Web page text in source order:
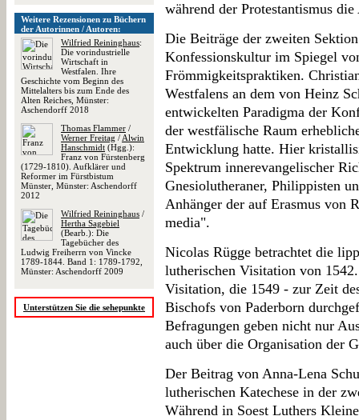
Weitere Rezensionen zu Büchern
der Autorinnen / Autoren:
Wilfried Reininghaus:
Die vorindustrielle
Wirtschaft in
Westfalen. Ihre
Geschichte vom Beginn des
Mittelalters bis zum Ende des
Alten Reiches, Münster:
Aschendorff 2018
Thomas Flammer /
Werner Freitag / Alwin
Hanschmidt (Hgg.):
Franz von Fürstenberg
(1729-1810). Aufklärer und
Reformer im Fürstbistum
Münster, Münster: Aschendorff
2012
Wilfried Reininghaus /
Hertha Sagebiel
(Bearb.): Die
Tagebücher des
Ludwig Freiherrn von Vincke
1789-1844. Band 1: 1789-1792,
Münster: Aschendorff 2009
Unterstützen Sie die sehepunkte
während der Protestantismus
Die Beiträge der zweiten
Konfessionskultur im Spiegel
Frömmigkeitspraktiken.
Westfalens an dem von Heinz
entwickelten Paradigma der
der westfälische Raum
Entwicklung hatte. Hier
Spektrum innerevangelischer
Gnesiolutheraner, Philippisten
Anhänger der auf Erasmus von
media".
Nicolas Rügge betrachtet die
lutherischen Visitation von
Visitation, die 1549 - zur Zeit
Bischofs von Paderborn
Befragungen geben nicht nur
auch über die Organisation der
Der Beitrag von Anna-Lena
lutherischen Katechese in der
Während in Soest Luthers